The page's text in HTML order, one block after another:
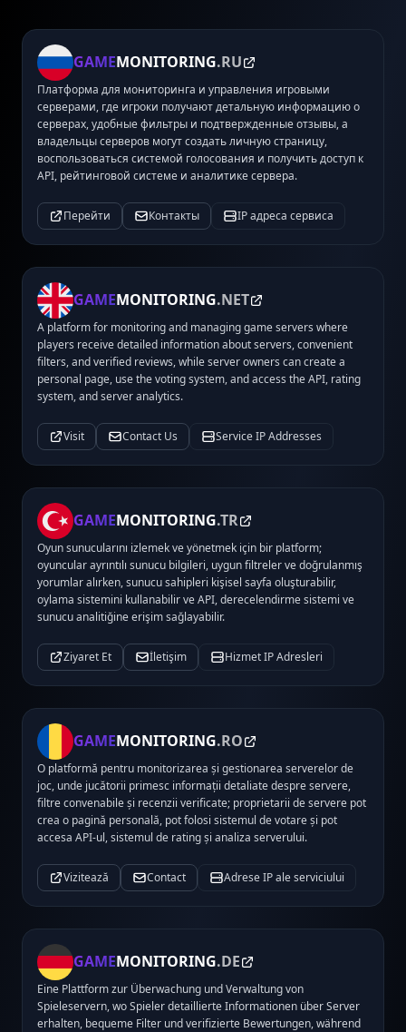
GAMEMONITORING.RU
Платформа для мониторинга и управления игровыми
серверами, где игроки получают детальную информацию о
серверах, удобные фильтры и подтвержденные отзывы, а
владельцы серверов могут создать личную страницу,
воспользоваться системой голосования и получить доступ к
API, рейтинговой системе и аналитике сервера.
Перейти Контакты IP адреса сервиса
GAMEMONITORING.NET
A platform for monitoring and managing game servers where
players receive detailed information about servers, convenient
filters, and verified reviews, while server owners can create a
personal page, use the voting system, and access the API, rating
system, and server analytics.
Visit Contact Us Service IP Addresses
GAMEMONITORING.TR
Oyun sunucularını izlemek ve yönetmek için bir platform;
oyuncular ayrıntılı sunucu bilgileri, uygun filtreler ve doğrulanmış
yorumlar alırken, sunucu sahipleri kişisel sayfa oluşturabilir,
oylama sistemini kullanabilir ve API, derecelendirme sistemi ve
sunucu analitiğine erişim sağlayabilir.
Ziyaret Et İletişim Hizmet IP Adresleri
GAMEMONITORING.RO
O platformă pentru monitorizarea și gestionarea serverelor de
joc, unde jucătorii primesc informații detaliate despre servere,
filtre convenabile și recenzii verificate; proprietarii de servere pot
crea o pagină personală, pot folosi sistemul de votare și pot
accesa API-ul, sistemul de rating și analiza serverului.
Vizitează Contact Adrese IP ale serviciului
GAMEMONITORING.DE
Eine Plattform zur Überwachung und Verwaltung von
Spieleservern, wo Spieler detaillierte Informationen über Server
erhalten, bequeme Filter und verifizierte Bewertungen, während